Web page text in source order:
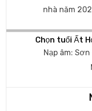
nhà năm
Chọn tuổi Ất
Nạp âm: